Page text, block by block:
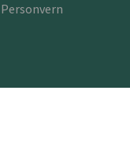
Personvern